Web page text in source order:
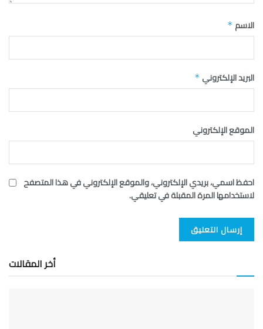
الاسم *
البريد الإلكتروني *
الموقع الإلكتروني
احفظ اسمي، بريدي الإلكتروني، والموقع الإلكتروني في هذا المتصفح
لاستخدامها المرة المقبلة في تعليقي.
أخر المقالات